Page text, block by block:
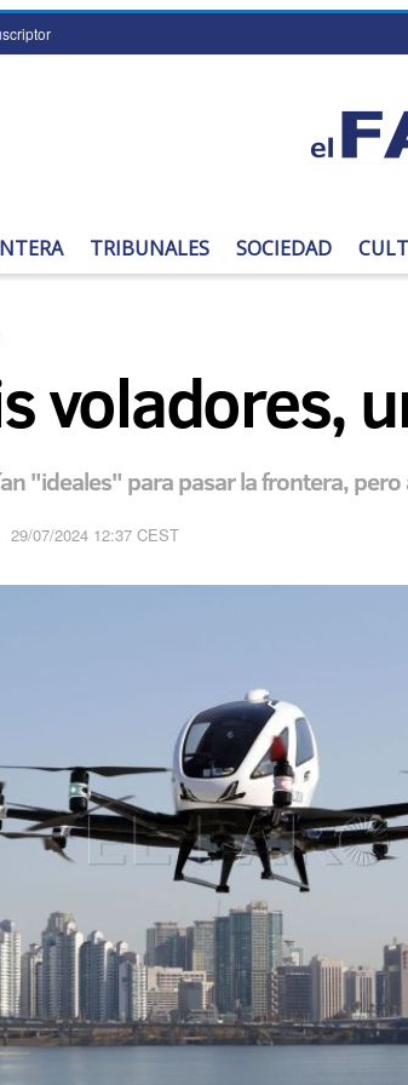
TRIBUNALES SOCIEDAD
voladores,
"ideales" para pasar la frontera,
29/07/2024 12:37 CEST